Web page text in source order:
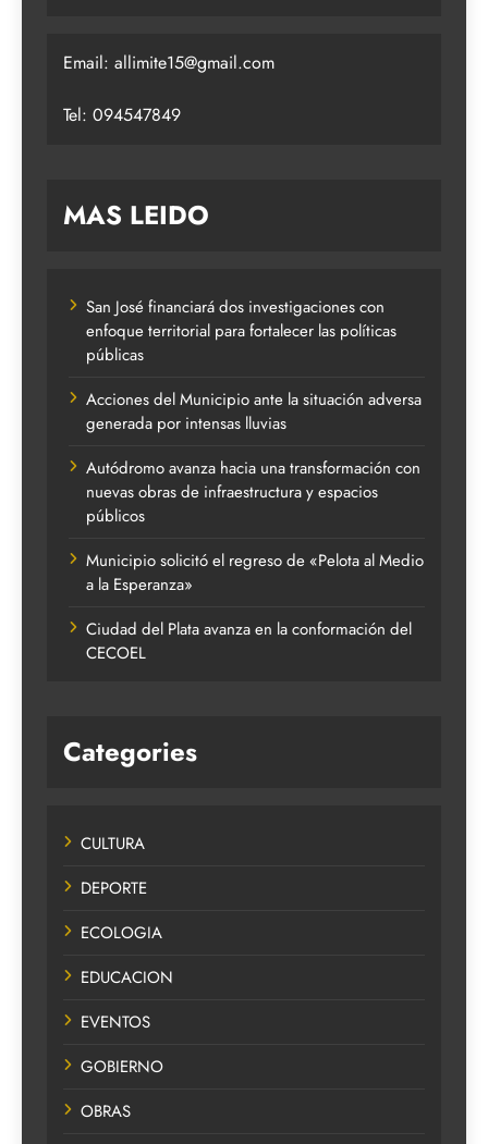
Email: allimite15@gmail.com
Tel: 094547849
MAS LEIDO
San José financiará dos investigaciones con
enfoque territorial para fortalecer las políticas
públicas
Acciones del Municipio ante la situación adversa
generada por intensas lluvias
Autódromo avanza hacia una transformación con
nuevas obras de infraestructura y espacios
públicos
Municipio solicitó el regreso de «Pelota al Medio
a la Esperanza»
Ciudad del Plata avanza en la conformación del
CECOEL
Categories
CULTURA
DEPORTE
ECOLOGIA
EDUCACION
EVENTOS
GOBIERNO
OBRAS